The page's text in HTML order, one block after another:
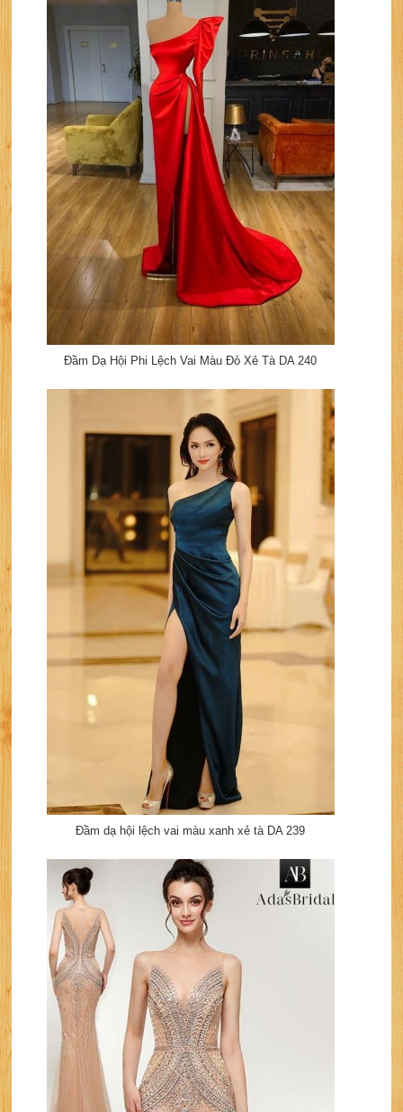
Đầm Dạ Hội Phi Lệch Vai Màu Đỏ Xẻ Tà DA 240
Đầm dạ hội lệch vai màu xanh xẻ tà DA 239